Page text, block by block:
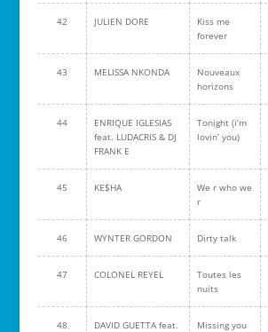
42 JULIEN DORE
Kiss me
forever
43 MELISSA NKONDA
Nouveaux
horizons
44
ENRIQUE IGLESIAS
feat. LUDACRIS & DJ
FRANK E
Tonight (i’m
lovin’ you)
45 KE$HA
We r who we
r
46 WYNTER GORDON Dirty talk
47 COLONEL REYEL
Toutes les
nuits
48
DAVID GUETTA feat.
Missing you